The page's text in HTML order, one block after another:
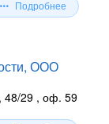
Подробнее
ООО
48/29 , оф. 59